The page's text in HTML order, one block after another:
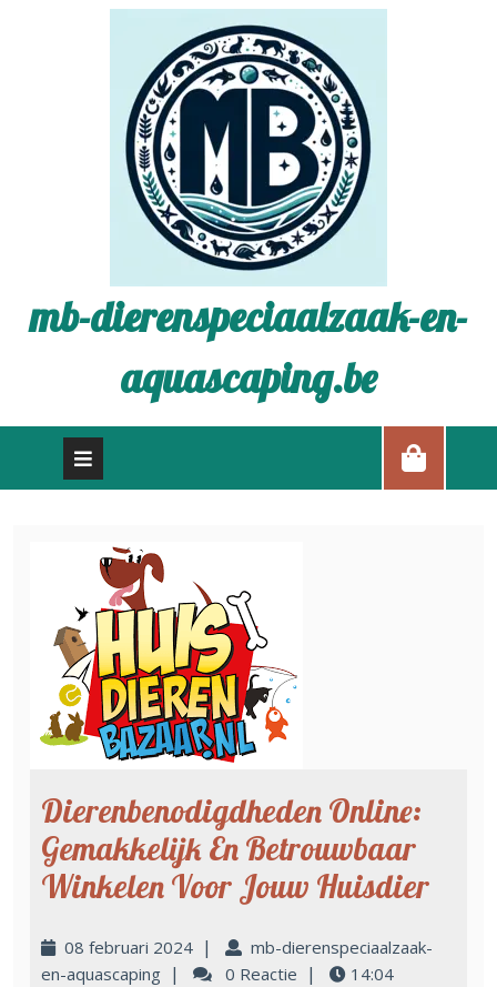
mb-dierenspeciaalzaak-en-
aquascaping.be
Dierenbenodigdheden Online:
Gemakkelijk En Betrouwbaar
Winkelen Voor Jouw Huisdier
08 februari 2024 |
mb-dierenspeciaalzaak-
en-aquascaping | 0 Reactie | 14:04